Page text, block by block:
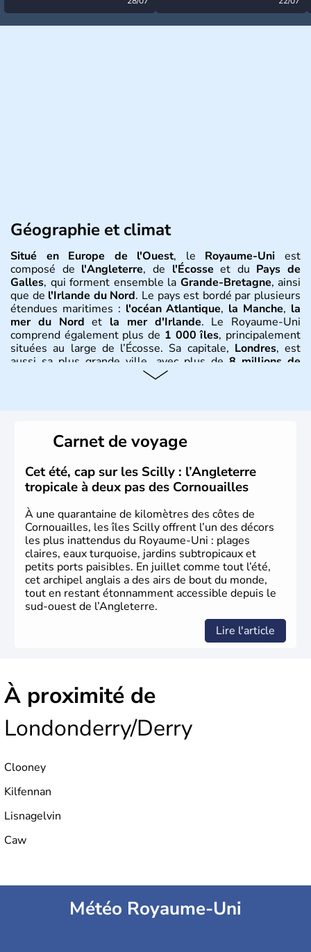
Géographie et climat
Situé en Europe de l'Ouest, le Royaume-Uni est
composé de l'Angleterre, de l'Écosse et du Pays de
Galles, qui forment ensemble la Grande-Bretagne, ainsi
que de l'Irlande du Nord. Le pays est bordé par plusieurs
étendues maritimes : l'océan Atlantique, la Manche, la
mer du Nord et la mer d'Irlande. Le Royaume-Uni
comprend également plus de 1 000 îles, principalement
situées au large de l’Écosse. Sa capitale, Londres, est
aussi sa plus grande ville, avec plus de 8 millions de
population totale du Royaume-Uni
Histoire et administration
naît officiellement en 1801 avec l’
d’Union, réunissant leRoyaume de Grande-Bretagne
Royaume d’Irlande. Puissance majeure duSiècle des
Lumières, il s’illustre enlittérature, ensciences
l’innovation. Il devient en 1807 la première nation à abolir
commerce d’esclaves. Membre de l’Union Européenne
à partir de 1973, le Royaume-Uniengage, dès les années
1980, d’importantesréformes économiquesfondées sur
lelibéralisme, influençant durablement son
développement. Sonhistoire richecontinue de marquer
sa culture et son rayonnement international.
Carnet de voyage
Cet été, cap sur les Scilly : l’Angleterre
tropicale à deux pas des Cornouailles
À une quarantaine de kilomètres des côtes de
Cornouailles, les îles Scilly offrent l’un des décors
les plus inattendus du Royaume-Uni : plages
claires, eaux turquoise, jardins subtropicaux et
petits ports paisibles. En juillet comme tout l’été,
cet archipel anglais a des airs de bout du monde,
tout en restant étonnamment accessible depuis le
sud-ouest de l’Angleterre.
Lire l'article
À proximité de
Londonderry/Derry
Clooney
Kilfennan
Lisnagelvin
Caw
Météo Royaume-Uni